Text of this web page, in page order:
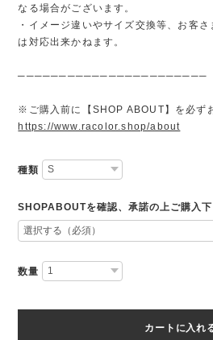
なる場合がございます。
・イメージ違いやサイズ交換等、お客
は対応出来かねます。
───────────────────────
※ご購入前に【SHOP ABOUT】を必ず
https://www.racolor.shop/about
種類
SHOPABOUTを確認、承諾の上ご購入下
数量
カートに入れ